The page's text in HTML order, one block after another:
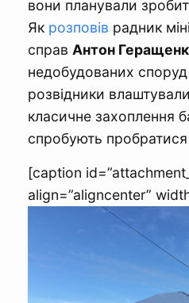
вони планували
Як розповів радник
справ Антон
недобудованих споруд
розвідники
класичне захоплення
спробують
[caption
align=”aligncenter”